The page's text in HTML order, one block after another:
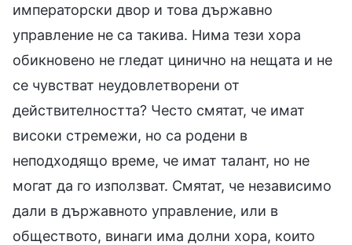
императорски двор и това държавно
управление не са такива. Нима тези хора
обикновено не гледат цинично на нещата и не
се чувстват неудовлетворени от
действителността? Често смятат, че имат
високи стремежи, но са родени в
неподходящо време, че имат талант, но не
могат да го използват. Смятат, че независимо
дали в държавното управление, или в
обществото, винаги има долни хора, които